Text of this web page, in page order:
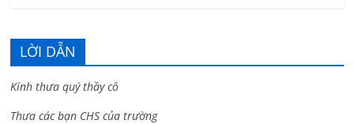
LỜI DẪN
Kính thưa quý thầy cô
Thưa các bạn CHS của trường